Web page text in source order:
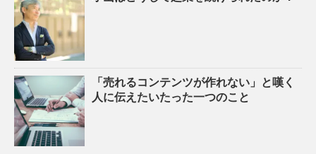
「売れるコンテンツが作れない」と嘆く
人に伝えたいたった一つのこと